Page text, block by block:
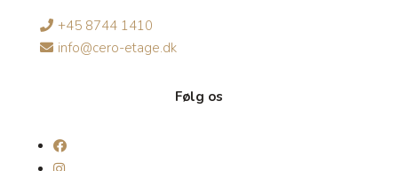
+45 8744 1410
info@cero-etage.dk
Følg os